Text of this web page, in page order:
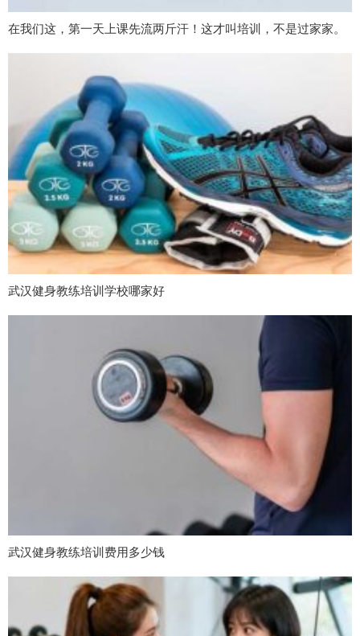
在我们这，第一天上课先流两斤汗！这才叫培训，不是过家家。
武汉健身教练培训学校哪家好
武汉健身教练培训费用多少钱